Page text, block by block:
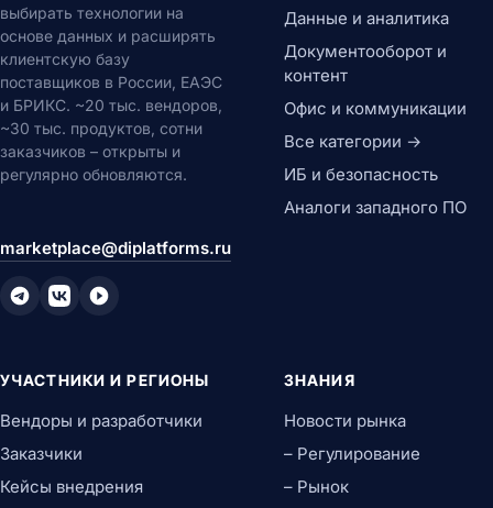
выбирать технологии на
основе данных и расширять
клиентскую базу
поставщиков в России, ЕАЭС
и БРИКС. ~20 тыс. вендоров,
~30 тыс. продуктов, сотни
заказчиков – открыты и
регулярно обновляются.
marketplace@diplatforms.ru
Данные и аналитика
Документооборот и
контент
Офис и коммуникации
Все категории →
ИБ и безопасность
Аналоги западного ПО
УЧАСТНИКИ И РЕГИОНЫ
Вендоры и разработчики
Заказчики
Кейсы внедрения
ЗНАНИЯ
Новости рынка
– Регулирование
– Рынок